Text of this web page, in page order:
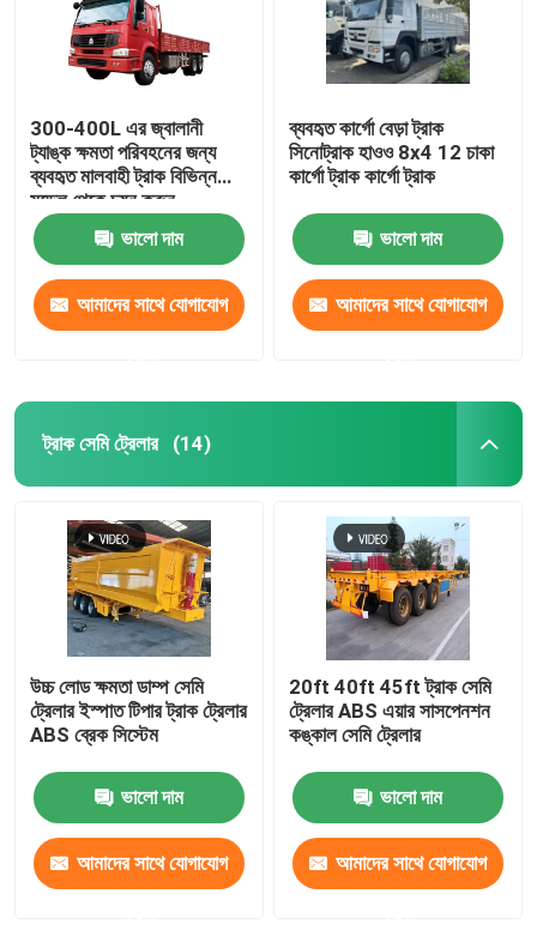
300-400L এর জ্বালানী
ট্যাঙ্ক ক্ষমতা পরিবহনের জন্য
ব্যবহৃত মালবাহী ট্রাক বিভিন্ন
মডেল থেকে চয়ন করুন
ভালো দাম
আমাদের সাথে যোগাযোগ
ব্যবহৃত কার্গো বেড়া ট্রাক
সিনোট্রাক হাওও 8x4 12 চাকা
কার্গো ট্রাক কার্গো ট্রাক
ভালো দাম
আমাদের সাথে যোগাযোগ
ট্রাক সেমি ট্রেলার (14)
উচ্চ লোড ক্ষমতা ডাম্প সেমি
ট্রেলার ইস্পাত টিপার ট্রাক ট্রেলার
ABS ব্রেক সিস্টেম
ভালো দাম
আমাদের সাথে যোগাযোগ
20ft 40ft 45ft ট্রাক সেমি
ট্রেলার ABS এয়ার সাসপেনশন
কঙ্কাল সেমি ট্রেলার
ভালো দাম
আমাদের সাথে যোগাযোগ